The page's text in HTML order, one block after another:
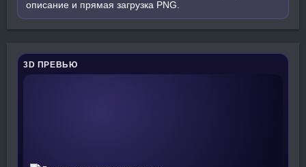
описание и прямая загрузка PNG.
3D ПРЕВЬЮ